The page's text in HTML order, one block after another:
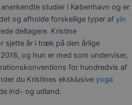
studier i København og er
og afholde forskellige typer af yin
deltagere. Kristine
sjette år i træk på den årlige
og hun er med som underviser,
for hundredvis af
du Kristines eksklusive yoga
ind- og udland.